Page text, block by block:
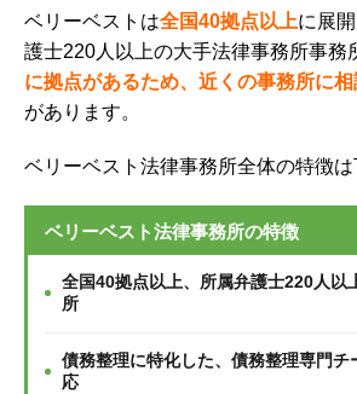
ベリーベストは全国40拠点以上に展
護士220人以上の大手法律事務所事務
に拠点があるため、近くの事務所に
があります。
ベリーベスト法律事務所全体の特徴は
ベリーベスト法律事務所の特徴
全国40拠点以上、所属弁護士220人以
所
債務整理に特化した、債務整理専門チ
応